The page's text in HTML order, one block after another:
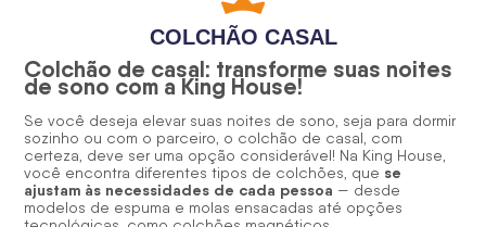
COLCHÃO CASAL
Colchão de casal: transforme suas noites
de sono com a King House!
Se você deseja elevar suas noites de sono, seja para dormir
sozinho ou com o parceiro, o colchão de casal, com
certeza, deve ser uma opção considerável! Na King House,
você encontra diferentes tipos de colchões, que se
ajustam às necessidades de cada pessoa — desde
modelos de espuma e molas ensacadas até opções